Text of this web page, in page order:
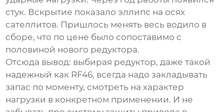
стук. Вскрытие показало эллипс на осях
сателлитов. Пришлось менять весь водило в
сборе, что по цене было сопоставимо с
половиной нового редуктора.
Отсюда вывод: выбирая редуктор, даже такой
надежный как RF46, всегда надо закладывать
запас по моменту, смотреть на характер
нагрузки в конкретном применении. И не